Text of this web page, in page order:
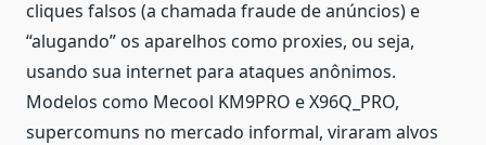
cliques falsos (a chamada fraude de anúncios) e
“alugando” os aparelhos como proxies, ou seja,
usando sua internet para ataques anônimos.
Modelos como Mecool KM9PRO e X96Q_PRO,
supercomuns no mercado informal, viraram alvos